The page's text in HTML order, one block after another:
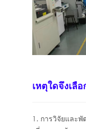
เหตุใดจึงเลือ
1. การวิจัยและ